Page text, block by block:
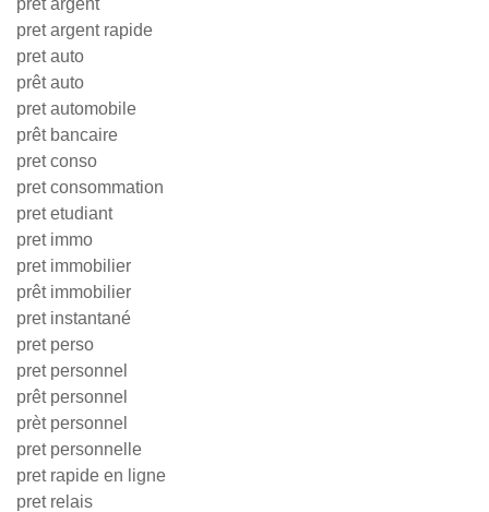
prêt argent
pret argent rapide
pret auto
prêt auto
pret automobile
prêt bancaire
pret conso
pret consommation
pret etudiant
pret immo
pret immobilier
prêt immobilier
pret instantané
pret perso
pret personnel
prêt personnel
prèt personnel
pret personnelle
pret rapide en ligne
pret relais